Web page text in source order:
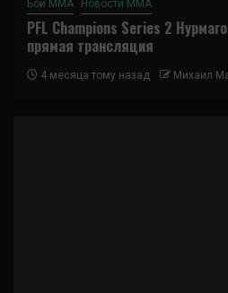
Бои ММА Новости ММА
PFL Champions Series 2
прямая трансляция
4 месяца тому назад Михаил